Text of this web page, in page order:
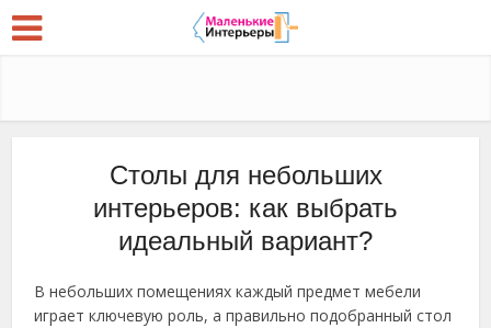
Столы для небольших
интерьеров: как выбрать
идеальный вариант?
В небольших помещениях каждый предмет мебели
играет ключевую роль, а правильно подобранный стол